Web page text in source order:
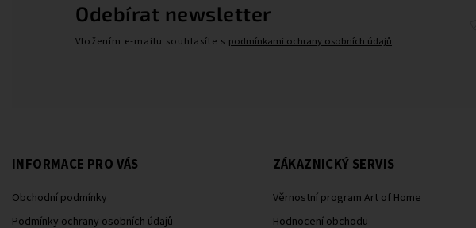
Odebírat newsletter
Vložením e-mailu souhlasíte s podmínkami ochrany osobních údajů
INFORMACE PRO VÁS
Obchodní podmínky
Podmínky ochrany osobních údajů
ZÁKAZNICKÝ SERVIS
Věrnostní program Art of Home
Hodnocení obchodu